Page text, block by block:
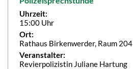
Uhrzeit:
15:00 Uhr
Ort:
Rathaus Birkenwerder, Raum 204
Veranstalter:
Revierpolizistin Juliane Hartung